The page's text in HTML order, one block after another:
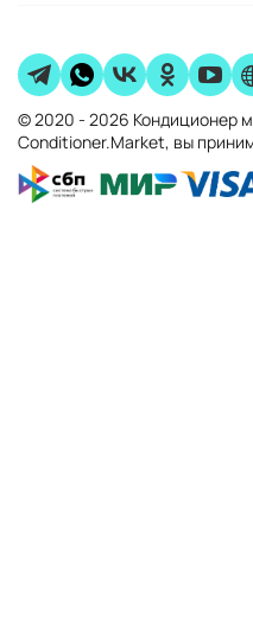
© 2020 - 2026 Кондиционер
Conditioner.Market, вы